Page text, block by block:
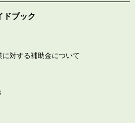
ドブック
対する補助金について